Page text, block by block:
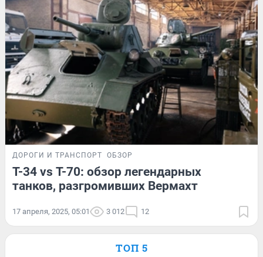
ДОРОГИ И ТРАНСПОРТ ОБЗОР
Т-34 vs Т-70: обзор легендарных
танков, разгромивших Вермахт
17 апреля, 2025, 05:01 3 012 12
ТОП 5